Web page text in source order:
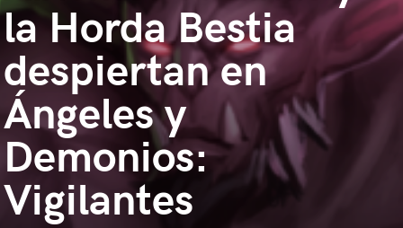
la Horda Bestia
despiertan en
Ángeles y
Demonios:
Vigilantes